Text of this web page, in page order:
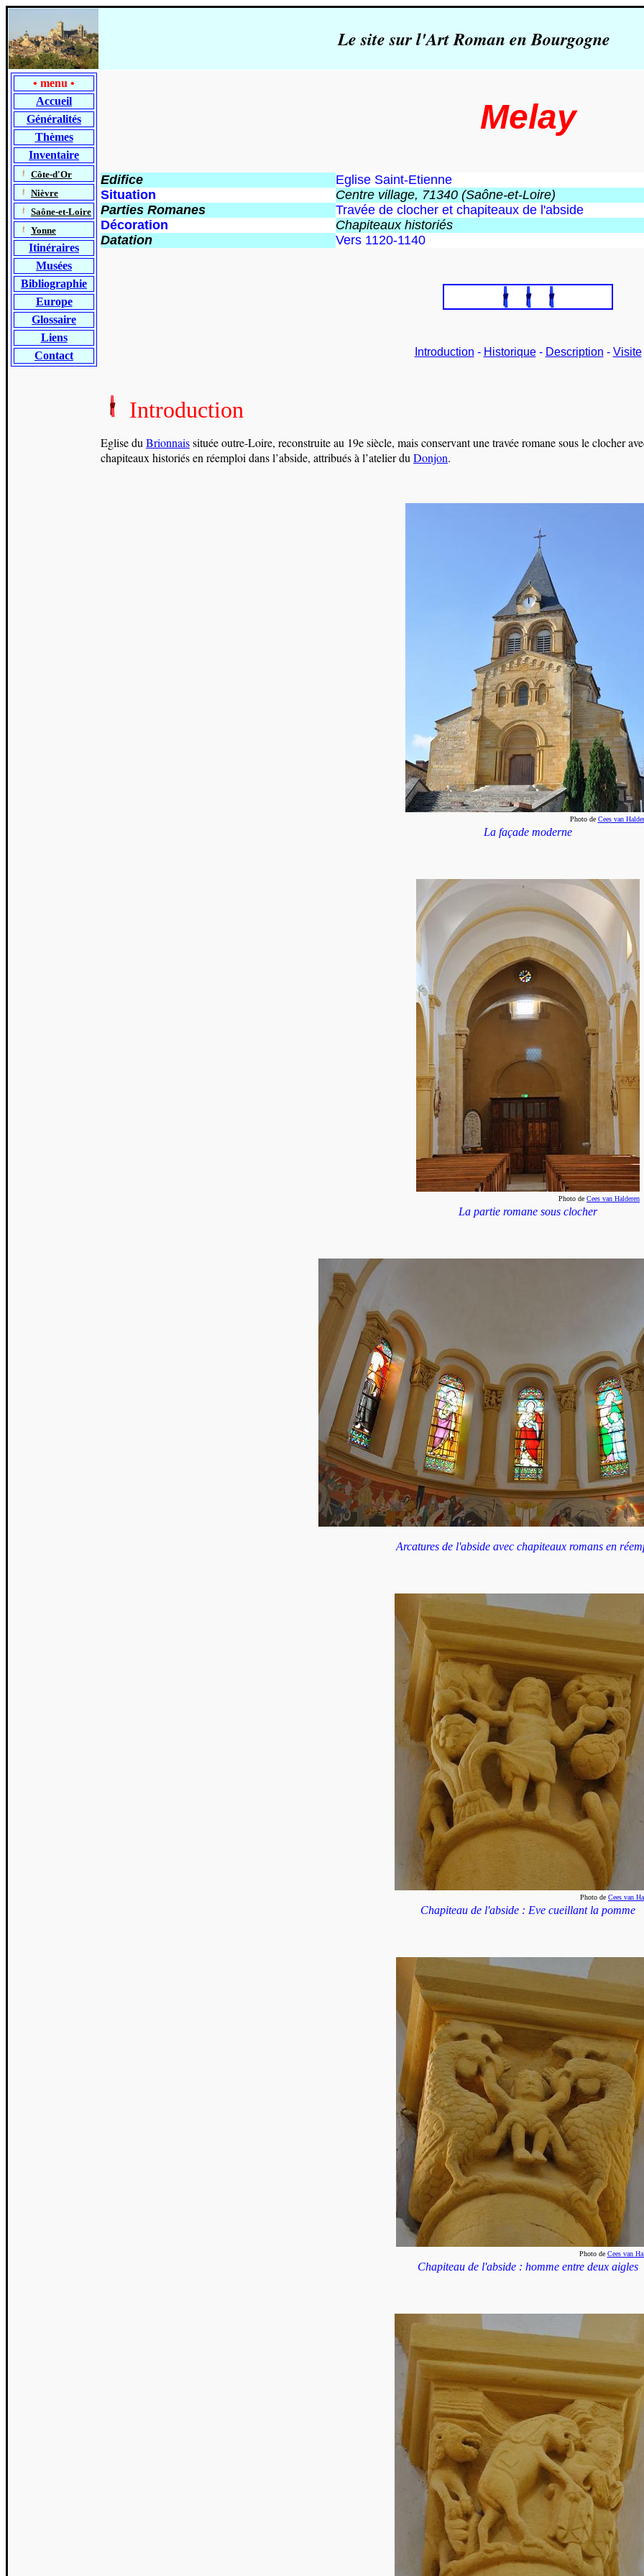
Le site sur l'Art Roman en Bourgogne
• menu •
Accueil
Généralités
Thèmes
Inventaire
Côte-d'Or
Nièvre
Saône-et-Loire
Yonne
Itinéraires
Musées
Bibliographie
Europe
Glossaire
Liens
Contact
Melay
Edifice
Eglise Saint-Etienne
Situation
Centre village, 71340 (Saône-et-Loire)
Parties Romanes
Travée de clocher et chapiteaux de l'abside
Décoration
Chapiteaux historiés
Datation
Vers 1120-1140
Introduction - Historique- Description - Visite
Introduction
Eglise du Brionnaissituée outre-Loire, reconstruite au 19e siècle, mais conservant une travée romane sous le clocher
chapiteaux historiés en réemploi dans l’abside, attribués à l’atelier du Donjon.
Photo de Cees van
La façade moderne
Photo de Cees van Halderen
La partie romane sous clocher
Arcatures de l'abside avec chapiteaux romans en
Photo de Cees van
Chapiteau de l'abside : Eve cueillant la pomme
Photo de Cees van
Chapiteau de l'abside : homme entre deux aigles